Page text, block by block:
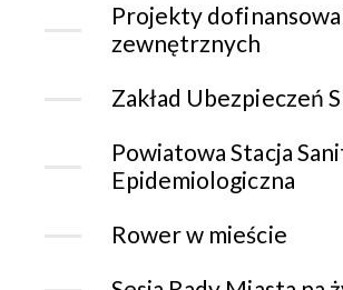
Projekty
zewnętrznych
Zakład Ubezpieczeń
Powiatowa Stacja
Epidemiologiczna
Rower w mieście